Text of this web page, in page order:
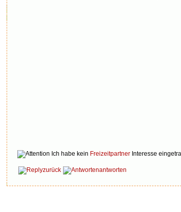
Ich habe kein Freizeitpartner Interesse
zurück antworten